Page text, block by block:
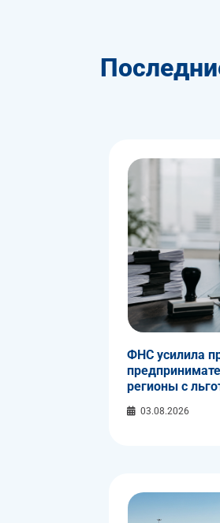
ФНС усилила
регионы с
03.08.2026